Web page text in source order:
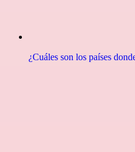
¿Cuáles son los países